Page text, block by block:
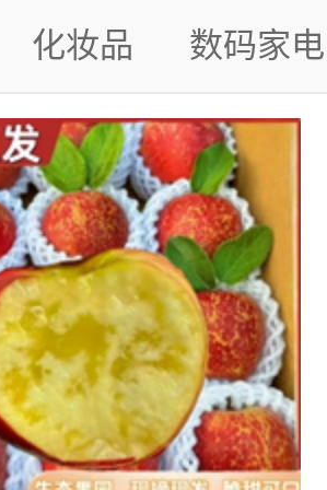
化妆品 数码家电